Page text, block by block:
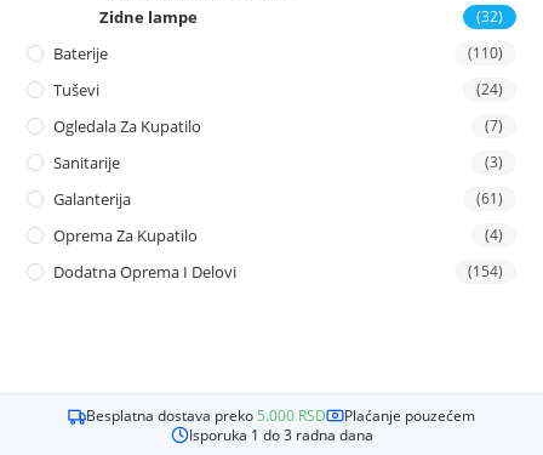
Zidne lampe (32)
Baterije (110)
Tuševi (24)
Ogledala Za Kupatilo (7)
Sanitarije (3)
Galanterija (61)
Oprema Za Kupatilo (4)
Dodatna Oprema I Delovi (154)
Besplatna dostava preko 5.000 RSD
Plaćanje pouzećem
Isporuka 1 do 3 radna dana